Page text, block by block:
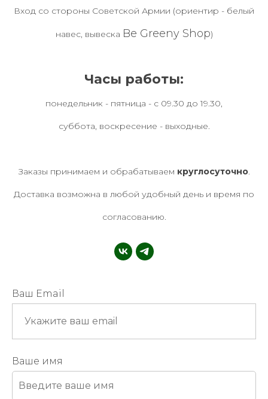
Вход со стороны Советской Армии (ориентир - белый
навес, вывеска Be Greeny Shop)
Часы работы:
понедельник - пятница - с 09.30 до 19.30,
суббота, воскресение - выходные.
Заказы принимаем и обрабатываем круглосуточно.
Доставка возможна в любой удобный день и время по
согласованию.
Ваш Email
Ваше имя